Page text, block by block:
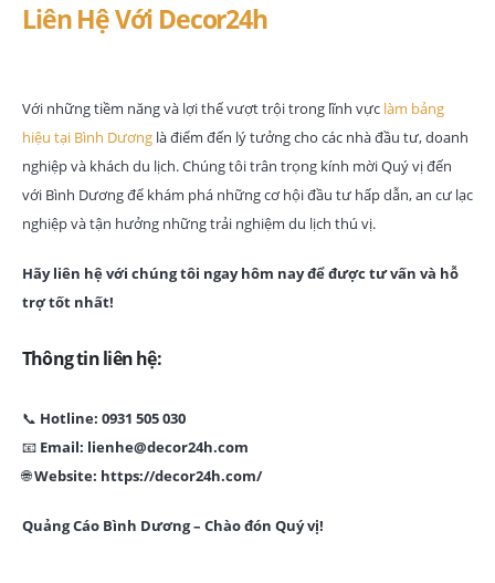
Liên Hệ Với Decor24h
Với những tiềm năng và lợi thế vượt trội trong lĩnh vực làm bảng
hiệu tại Bình Dương là điểm đến lý tưởng cho các nhà đầu tư, doanh
nghiệp và khách du lịch. Chúng tôi trân trọng kính mời Quý vị đến
với Bình Dương để khám phá những cơ hội đầu tư hấp dẫn, an cư lạc
nghiệp và tận hưởng những trải nghiệm du lịch thú vị.
Hãy liên hệ với chúng tôi ngay hôm nay để được tư vấn và hỗ
trợ tốt nhất!
Thông tin liên hệ:
📞 Hotline: 0931 505 030
📧 Email: lienhe@decor24h.com
🌐Website: https://decor24h.com/
Quảng Cáo Bình Dương – Chào đón Quý vị!